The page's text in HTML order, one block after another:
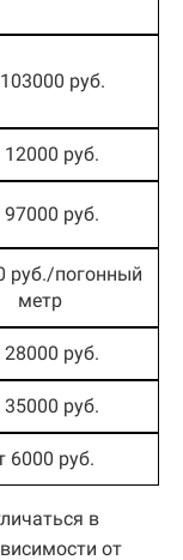
руб.
12000 руб.
97000 руб.
руб./погонный
метр
28000 руб.
35000 руб.
6000 руб.
в
от